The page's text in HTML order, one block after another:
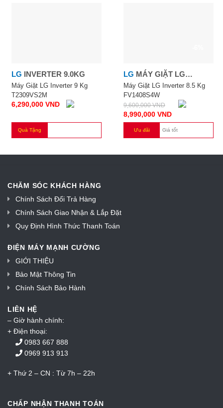
LG INVERTER 9.0KG
Máy Giặt LG Inverter 9 Kg
T2309VS2M
6,290,000 VND
Quà Tặng
LG MÁY GIẶT LG
INVERTER 8.5 KG
Máy Giặt LG Inverter 8.5 Kg
FV1408S4W
9,600,000VND
8,990,000 VND
Ưu đãi Giá tốt
CHĂM SÓC KHÁCH HÀNG
Chính Sách Đổi Trả Hàng
Chính Sách Giao Nhận & Lắp Đặt
Quy Định Hình Thức Thanh Toán
ĐIỆN MÁY MẠNH CƯỜNG
GIỚI THIỆU
Bảo Mật Thông Tin
Chính Sách Bảo Hành
LIÊN HỆ
– Giờ hành chính:
+ Điện thoại:
0983 667 888
0969 913 913
+ Thứ 2 – CN : Từ 7h – 22h
CHẤP NHẬN THANH TOÁN